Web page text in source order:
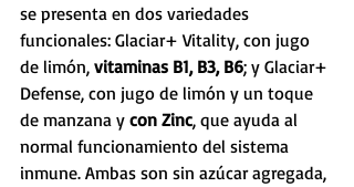
se presenta en dos variedades
funcionales: Glaciar+ Vitality, con jugo
de limón, vitaminas B1, B3, B6; y Glaciar+
Defense, con jugo de limón y un toque
de manzana y con Zinc, que ayuda al
normal funcionamiento del sistema
inmune. Ambas son sin azúcar agregada,